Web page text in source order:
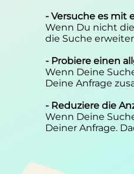
- Versuche es mit
Wenn Du nicht
die Suche
- Probiere einen
Wenn Deine
Deine Anfrage
- Reduziere die
Wenn Deine
Deiner Anfrage.